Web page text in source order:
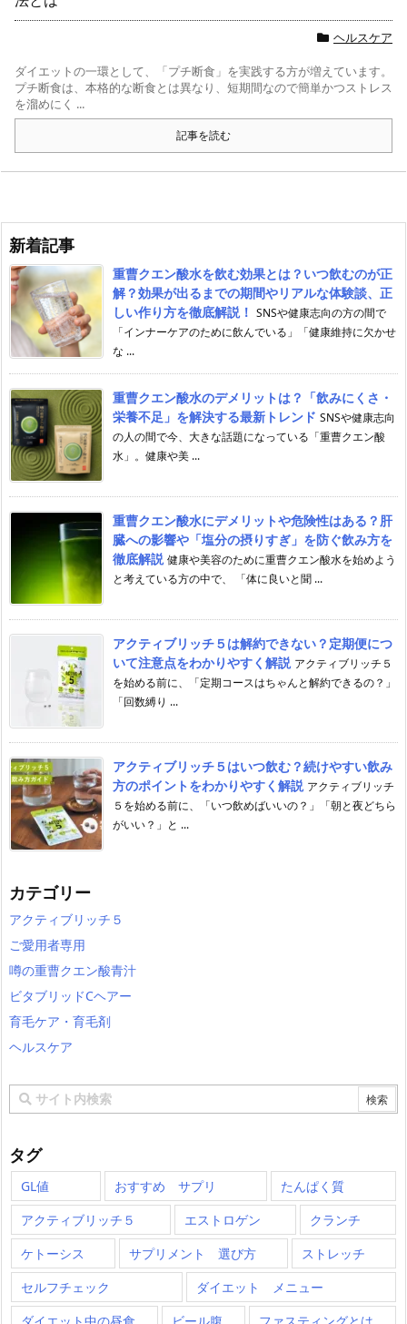
ヘルスケア
ダイエットの一環として、「プチ断食」を実践する方が増えています。
プチ断食は、本格的な断食とは異なり、短期間なので簡単かつストレス
を溜めにく ...
記事を読む
新着記事
重曹クエン酸水を飲む効果とは？いつ飲むのが正
解？効果が出るまでの期間やリアルな体験談、正
しい作り方を徹底解説！ SNSや健康志向の方の間で
「インナーケアのために飲んでいる」「健康維持に欠かせ
な ...
重曹クエン酸水のデメリットは？「飲みにくさ・
栄養不足」を解決する最新トレンド SNSや健康志向
の人の間で今、大きな話題になっている「重曹クエン酸
水」。健康や美 ...
重曹クエン酸水にデメリットや危険性はある？肝
臓への影響や「塩分の摂りすぎ」を防ぐ飲み方を
徹底解説 健康や美容のために重曹クエン酸水を始めよう
と考えている方の中で、 「体に良いと聞 ...
アクティブリッチ５は解約できない？定期便につ
いて注意点をわかりやすく解説 アクティブリッチ５
を始める前に、「定期コースはちゃんと解約できるの？」
「回数縛り ...
アクティブリッチ５はいつ飲む？続けやすい飲み
方のポイントをわかりやすく解説 アクティブリッチ
５を始める前に、「いつ飲めばいいの？」「朝と夜どちら
がいい？」と ...
カテゴリー
アクティブリッチ５
ご愛用者専用
噂の重曹クエン酸青汁
ビタブリッドCヘアー
育毛ケア・育毛剤
ヘルスケア
タグ
GL値 おすすめ サプリ
たんぱく質
アクティブリッチ５
エストロゲン
クランチ
ケトーシス
サプリメント 選び方
ストレッチ
セルフチェック
ダイエット メニュー
ダイエット中の昼食
ビール腹 ファスティングとは